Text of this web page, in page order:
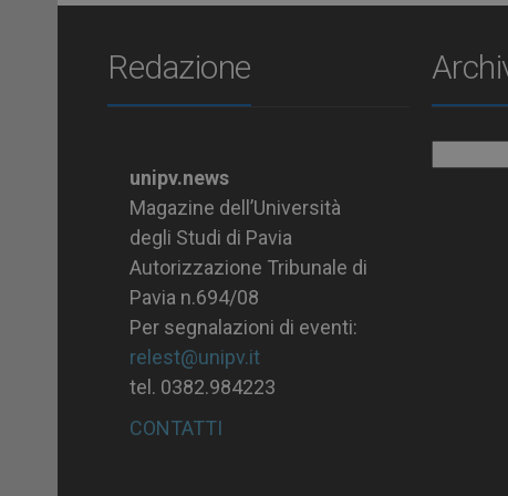
Redazione
unipv.news
Magazine dell’Università
degli Studi di Pavia
Autorizzazione Tribunale di
Pavia n.694/08
Per segnalazioni di eventi:
relest@unipv.it
tel. 0382.984223
CONTATTI